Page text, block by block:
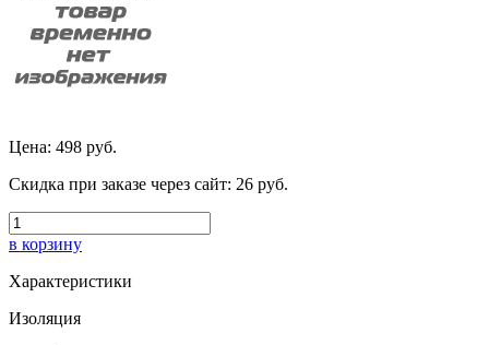
Цена: 498 руб.
Скидка при заказе через сайт: 26 руб.
в корзину
Характеристики
Изоляция